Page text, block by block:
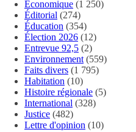
Économique (1 250)
Éditorial (274)
Éducation (354)
Élection 2026 (12)
Entrevue 92,5 (2)
Environnement (559)
Faits divers (1 795)
Habitation (10)
Histoire régionale (5)
International (328)
Justice (482)
Lettre d'opinion (10)